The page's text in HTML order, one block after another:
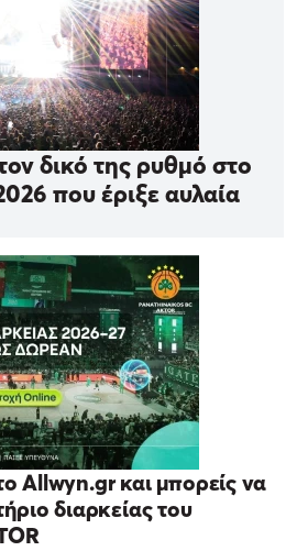
δικό της ρυθμό στο
που έριξε αυλαία
Allwyn.gr και μπορείς να
διαρκείας του